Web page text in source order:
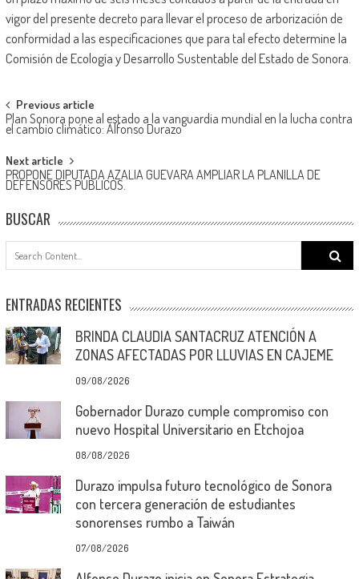
vigor del presente decreto para llevar el proceso de arborización de
conformidad a las especificaciones que para tal efecto determine la
Comisión de Ecología y Desarrollo Sustentable del Estado de Sonora.
Post
navigation
Previous article
Plan Sonora pone al estado a la vanguardia mundial en la lucha contra
el cambio climático: Alfonso Durazo
Next article
PROPONE DIPUTADA AZALIA GUEVARA AMPLIAR LA PLANILLA DE
DEFENSORES PÚBLICOS.
BUSCAR
Search
for:
ENTRADAS RECIENTES
BRINDA CLAUDIA SANTACRUZ ATENCIÓN A
ZONAS AFECTADAS POR LLUVIAS EN CAJEME
09/08/2026
Gobernador Durazo cumple compromiso con
nuevo Hospital Universitario en Etchojoa
08/08/2026
Durazo impulsa futuro tecnológico de Sonora
con tercera generación de estudiantes
sonorenses rumbo a Taiwán
07/08/2026